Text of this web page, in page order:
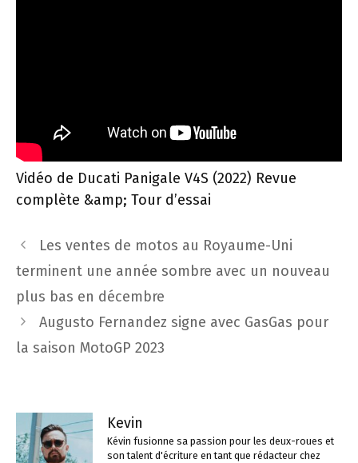
Vidéo de Ducati Panigale V4S (2022) Revue
complète &amp; Tour d’essai
Navigation
des
Les ventes de motos au Royaume-Uni
terminent une année sombre avec un nouveau
plus bas en décembre
Augusto Fernandez signe avec GasGas pour
la saison MotoGP 2023
Kevin
Kévin fusionne sa passion pour les deux-roues et
son talent d'écriture en tant que rédacteur chez